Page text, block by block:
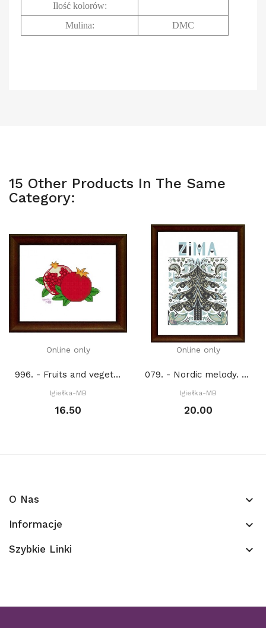
Ilość kolorów:
Mulina:
DMC
15 Other Products In The Same
Category:
Online only
996. - Fruits and vegetables. Pomegranate (PDF)
Igiełka-MB
16.50
Online only
079. - Nordic melody. Four seasons - Winter (PDF)
Igiełka-MB
20.00
O Nas keyboard_arrow_down
Informacje keyboard_arrow_down
Szybkie Linki keyboard_arrow_down